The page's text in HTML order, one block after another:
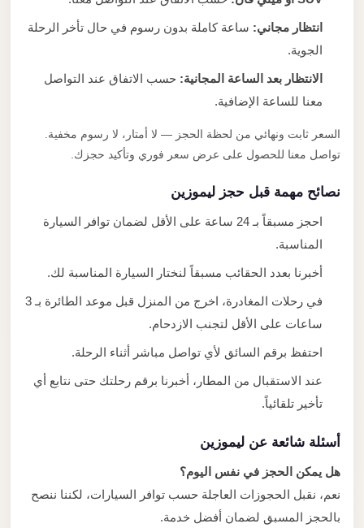
انتظار مجاني:ساعة كاملة بدون رسوم في حال تأخر الرحلة
الجوية.
الانتظار بعد الساعة المجانية:حسب الاتفاق عند التواصل
معنا للساعة الإضافية.
السعر ثابت ونهائي من لحظة الحجز — لا أمتار، لا رسوم مخفية.
تواصل معنا للحصول على عرض سعر فوري وتأكيد حجزك.
نصائح مهمة قبل حجز ليموزين
احجز مسبقاً بـ 24 ساعة على الأقل لضمان توافر السيارة
المناسبة.
أخبرنا بعدد الحقائب مسبقاً لنختار السيارة المناسبة لك.
في رحلات المغادرة، اخرج من المنزل قبل موعد الطائرة بـ 3
ساعات على الأقل لتجنب الازدحام.
احتفظ برقم السائق لأي تواصل مباشر أثناء الرحلة.
عند الاستقبال من المطار، أخبرنا برقم رحلتك حتى نتابع أي
تأخير تلقائياً.
أسئلة شائعة عن ليموزين
هل يمكن الحجز في نفس اليوم؟
نعم، نقبل الحجوزات العاجلة حسب توافر السيارات، لكننا ننصح
بالحجز المسبق لضمان أفضل خدمة.